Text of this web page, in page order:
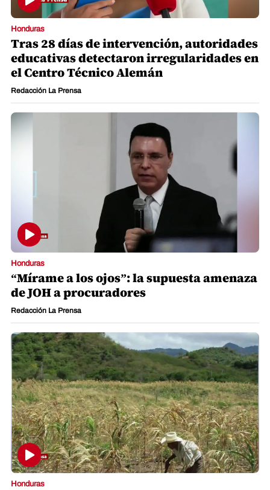
Honduras
Tras 28 días de intervención, autoridades
educativas detectaron irregularidades en
el Centro Técnico Alemán
Redacción La Prensa
Honduras
“Mírame a los ojos”: la supuesta amenaza
de JOH a procuradores
Redacción La Prensa
Honduras